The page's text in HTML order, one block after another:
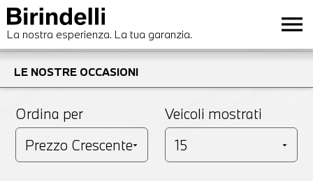
La nostra esperienza. La tua garanzia. menu
LE NOSTRE OCCASIONI
Ordina per Veicoli mostrati